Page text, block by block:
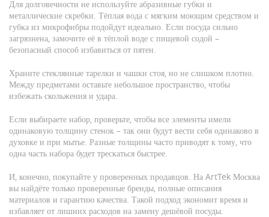
Для долговечности не используйте абразивные губки и
металлические скребки. Тёплая вода с мягким моющим средством и
губка из микрофибры подойдут идеально. Если посуда сильно
загрязнена, замочите её в тёплой воде с пищевой содой –
безопасный способ избавиться от пятен.
Храните стеклянные тарелки и чашки стоя, но не слишком плотно.
Между предметами оставьте небольшое пространство, чтобы
избежать скольжения и удара.
Если выбираете набор, проверьте, чтобы все элементы имели
одинаковую толщину стенок – так они будут вести себя одинаково в
духовке и при мытье. Разные толщины часто приводят к тому, что
одна часть набора будет трескаться быстрее.
И, конечно, покупайте у проверенных продавцов. На ArtTek Москва
вы найдёте только проверенные бренды, полные описания
материалов и гарантию качества. Такой подход экономит время и
избавляет от лишних расходов на замену дешёвой посуды.